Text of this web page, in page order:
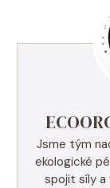
Jsme tým
ekologické
spojit síly